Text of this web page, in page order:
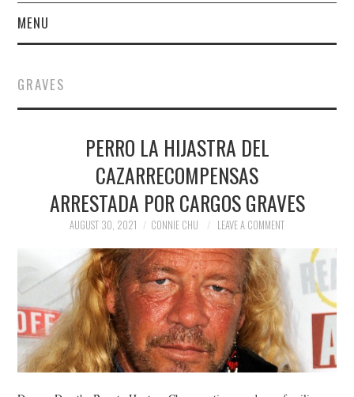
MENU
FINANCE
SOCIETY
SPORTS
TECHNOLOGY
GRAVES
PERRO LA HIJASTRA DEL
CAZARRECOMPENSAS
ARRESTADA POR CARGOS GRAVES
AUGUST 30, 2021 CONNIE CHU LEAVE A COMMENT